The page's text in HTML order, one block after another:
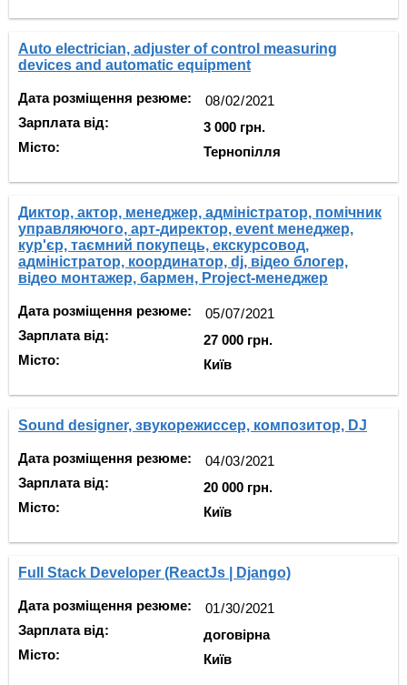
Auto electrician, adjuster of control measuring
devices and automatic equipment
Дата розміщення резюме:
Зарплата від:
Місто:
3 000 грн.
Тернопілля
Диктор, актор, менеджер, адміністратор, помічник
управляючого, арт-директор, event менеджер,
кур'єр, таємний покупець, екскурсовод,
адміністратор, координатор, dj, відео блогер,
відео монтажер, бармен, Рroject-менеджер
Дата розміщення резюме:
Зарплата від:
Місто:
27 000 грн.
Київ
Sound designer, звукорежиссер, композитор, DJ
Дата розміщення резюме:
Зарплата від:
Місто:
20 000 грн.
Київ
Full Stack Developer (ReactJs | Django)
Дата розміщення резюме:
Зарплата від:
Місто:
договірна
Київ